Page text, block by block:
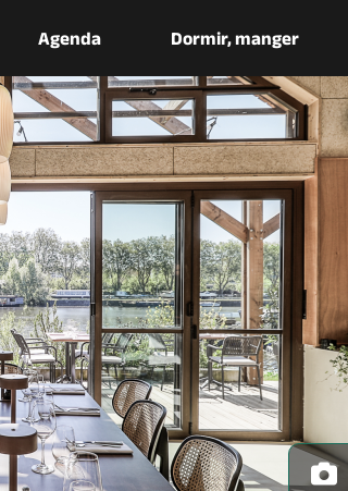
Agenda Dormir, manger